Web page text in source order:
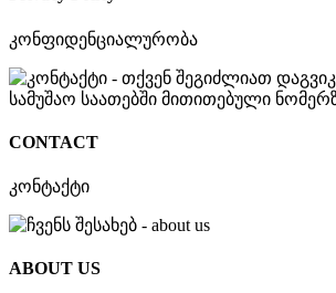
კონფიდენციალურობა
CONTACT
კონტაქტი
ABOUT US